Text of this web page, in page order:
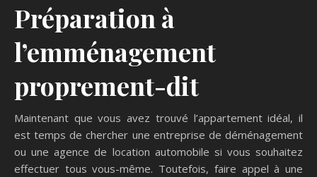
Préparation à
l’emménagement
proprement-dit
Maintenant que vous avez trouvé l’appartement idéal, il
est temps de chercher une entreprise de déménagement
ou une agence de location automobile si vous souhaitez
effectuer tous vous-même. Toutefois, faire appel à une